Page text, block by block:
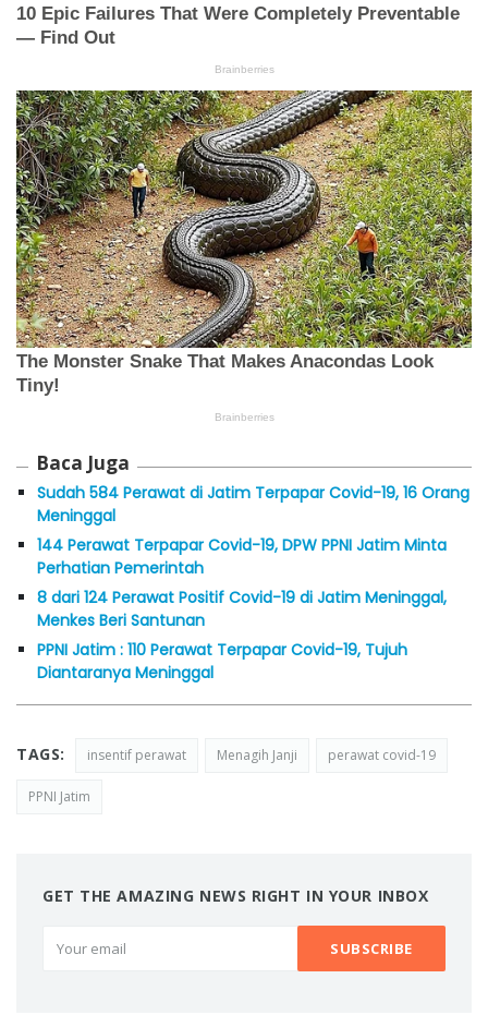
Baca Juga
Sudah 584 Perawat di Jatim Terpapar Covid-19, 16 Orang
Meninggal
144 Perawat Terpapar Covid-19, DPW PPNI Jatim Minta
Perhatian Pemerintah
8 dari 124 Perawat Positif Covid-19 di Jatim Meninggal,
Menkes Beri Santunan
PPNI Jatim : 110 Perawat Terpapar Covid-19, Tujuh
Diantaranya Meninggal
TAGS: insentif perawat Menagih Janji perawat covid-19
PPNI Jatim
GET THE AMAZING NEWS RIGHT IN YOUR INBOX